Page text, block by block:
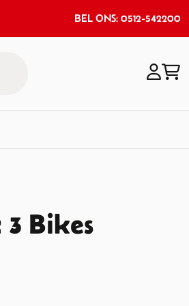
BEL ONS: 0512-542200
Bikes